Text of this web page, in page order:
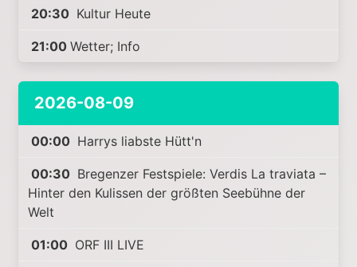
20:30 Kultur Heute
21:00 Wetter; Info
2026-08-09
00:00 Harrys liabste Hütt'n
00:30 Bregenzer Festspiele: Verdis La traviata –
Hinter den Kulissen der größten Seebühne der
Welt
01:00 ORF III LIVE